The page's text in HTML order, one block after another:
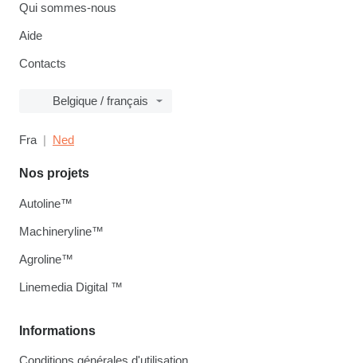
Qui sommes-nous
Aide
Contacts
Belgique / français
Fra Ned
Informations
Nos projets
Autoline™
Machineryline™
Agroline™
Linemedia Digital ™